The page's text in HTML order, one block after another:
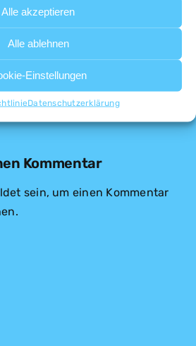
Alle akzeptieren
Alle ablehnen
Einstellungen
Datenschutzerklärung
conzelmann
Kommentar
sein, um einen Kommentar